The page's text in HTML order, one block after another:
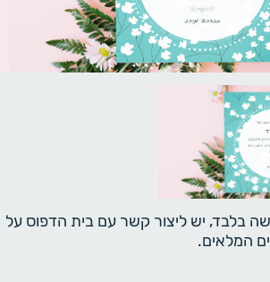
בלבד, יש ליצור קשר עם בית הדפוס על
המלאים.